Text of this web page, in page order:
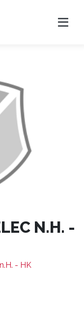
N.H. -
- HK